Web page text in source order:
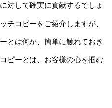
対して確実に貢献するでしょ
チコピーをご紹介しますが、
とは何か、簡単に触れておき
ピーとは、お客様の心を掴む